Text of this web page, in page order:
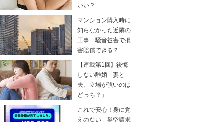
いい？
マンション購入時に
知らなかった近隣の
工事…騒音被害で損
害賠償できる？
【連載第1回】後悔
しない離婚「妻と
夫、立場が強いのは
どっち？」
これで安心！身に覚
えのない「架空請求